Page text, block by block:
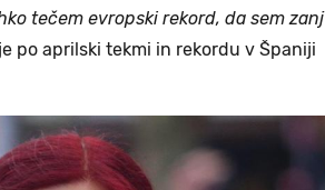
tečem evropski rekord, da sem zanj
po aprilski tekmi in rekordu v Španiji